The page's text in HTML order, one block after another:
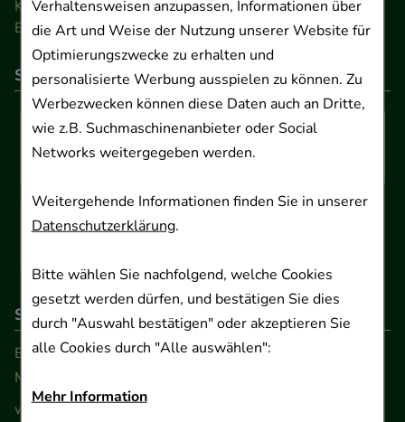
Verhaltensweisen anzupassen, Informationen über
die Art und Weise der Nutzung unserer Website für
Optimierungszwecke zu erhalten und
personalisierte Werbung ausspielen zu können. Zu
Werbezwecken können diese Daten auch an Dritte,
wie z.B. Suchmaschinenanbieter oder Social
Networks weitergegeben werden.
Weitergehende Informationen finden Sie in unserer
Datenschutzerklärung.
Bitte wählen Sie nachfolgend, welche Cookies
gesetzt werden dürfen, und bestätigen Sie dies
durch "Auswahl bestätigen" oder akzeptieren Sie
alle Cookies durch "Alle auswählen":
Mehr Information
Kontakt
Barrierefreiheitserklärung
So können Sie bezahlen
So erreichen Sie uns
Beratung und Kundenservice:
Montag - Freitag von 9.00 bis 17.00 Uhr
www.ApoSalis.de· E-Mail: